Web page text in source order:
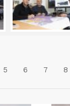
5 6 7 8